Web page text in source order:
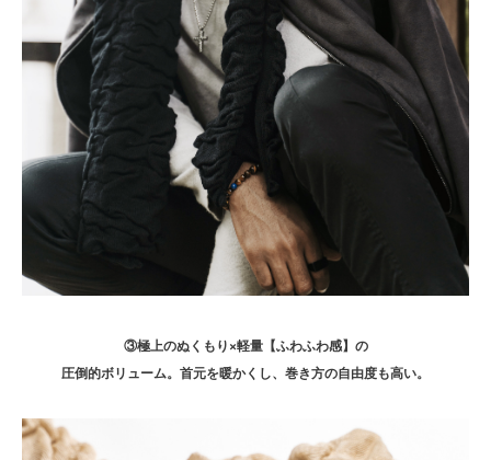
③極上のぬくもり×軽量【ふわふわ感】の
圧倒的ボリューム。首元を暖かくし、巻き方の自由度も高い。